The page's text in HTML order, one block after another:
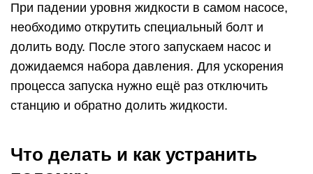
При падении уровня жидкости в самом насосе,
необходимо открутить специальный болт и
долить воду. После этого запускаем насос и
дожидаемся набора давления. Для ускорения
процесса запуска нужно ещё раз отключить
станцию и обратно долить жидкости.
Что делать и как устранить